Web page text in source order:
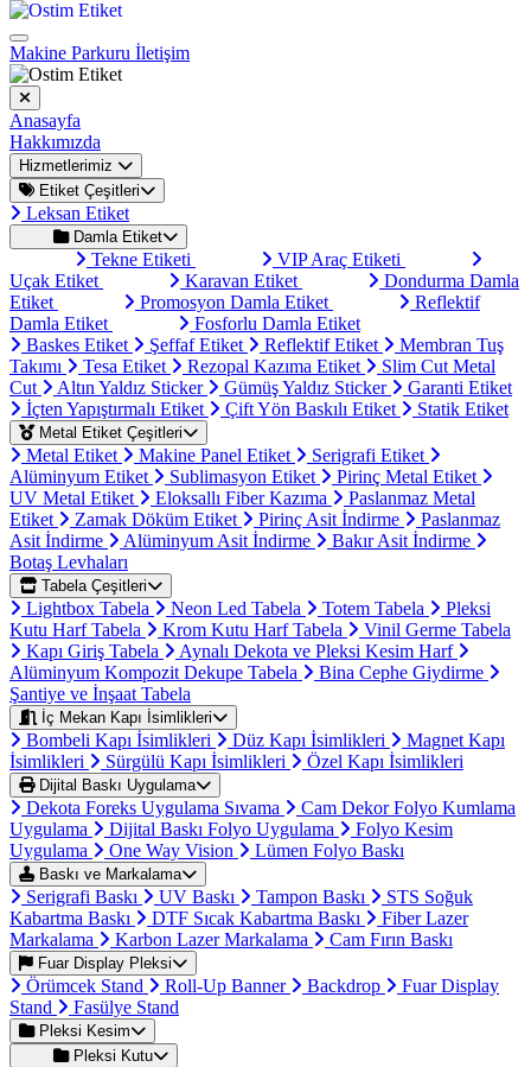
Makine Parkuru İletişim
Anasayfa
Hakkımızda
Hizmetlerimiz
Etiket Çeşitleri
Leksan Etiket
Damla Etiket
Tekne Etiketi
VIP Araç Etiketi
Uçak Etiket
Karavan Etiket
Dondurma Damla
Etiket
Promosyon Damla Etiket
Reflektif
Damla Etiket
Fosforlu Damla Etiket
Baskes Etiket
Şeffaf Etiket Reflektif Etiket
Membran Tuş
Takımı
Tesa Etiket Rezopal Kazıma Etiket
Slim Cut Metal
Cut
Altın Yaldız Sticker Gümüş Yaldız Sticker
Garanti Etiket
İçten Yapıştırmalı Etiket
Çift Yön Baskılı Etiket Statik Etiket
Metal Etiket Çeşitleri
Metal Etiket Makine Panel Etiket
Serigrafi Etiket
Alüminyum Etiket
Sublimasyon Etiket
Pirinç Metal Etiket
UV Metal Etiket
Eloksallı Fiber Kazıma
Paslanmaz Metal
Etiket
Zamak Döküm Etiket Pirinç Asit İndirme
Paslanmaz
Asit İndirme
Alüminyum Asit İndirme
Bakır Asit İndirme
Botaş Levhaları
Tabela Çeşitleri
Lightbox Tabela Neon Led Tabela Totem Tabela
Pleksi
Kutu Harf Tabela
Krom Kutu Harf Tabela
Vinil Germe Tabela
Kapı Giriş Tabela
Aynalı Dekota ve Pleksi Kesim Harf
Alüminyum Kompozit Dekupe Tabela
Bina Cephe Giydirme
Şantiye ve İnşaat Tabela
İç Mekan Kapı İsimlikleri
Bombeli Kapı İsimlikleri Düz Kapı İsimlikleri
Magnet Kapı
İsimlikleri
Sürgülü Kapı İsimlikleri Özel Kapı İsimlikleri
Dijital Baskı Uygulama
Dekota Foreks Uygulama Sıvama
Cam Dekor Folyo Kumlama
Uygulama
Dijital Baskı Folyo Uygulama
Folyo Kesim
Uygulama
One Way Vision Lümen Folyo Baskı
Baskı ve Markalama
Serigrafi Baskı UV Baskı Tampon Baskı
STS Soğuk
Kabartma Baskı
DTF Sıcak Kabartma Baskı
Fiber Lazer
Markalama
Karbon Lazer Markalama Cam Fırın Baskı
Fuar Display Pleksi
Örümcek Stand Roll-Up Banner Backdrop
Fuar Display
Stand
Fasülye Stand
Pleksi Kesim
Pleksi Kutu